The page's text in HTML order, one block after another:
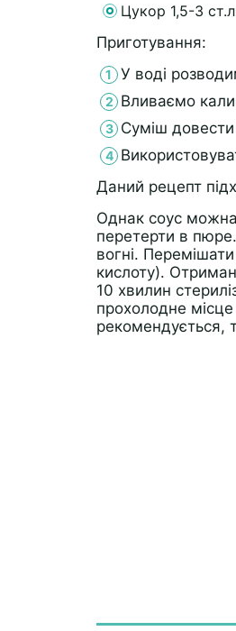
Цукор 1,5-3
Приготування:
У воді
Вливаємо
Суміш довести
Даний рецепт
Однак соус можна
перетерти в
вогні.
кислоту).
10 хвилин
прохолодне
рекомендується,